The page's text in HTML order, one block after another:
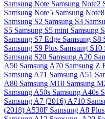
Samsung Note Samsung Note2
Samsung Note5 Samsung Note8
Samsung S2 Samsung S3
S5 Samsung S5 mini Samsung
Samsung S7 Edge Samsung S8
Samsung S9 Plus Samsung S10
Samsung S20 Samsung A20
A50 Samsung A70 Samsung Z
Samsung A71 Samsung A51
A80 Samsung M10 Samsung
Samsung A50s Samsung A40s
Samsung A7 (2016) A710
(2018) A530F Samsung A8